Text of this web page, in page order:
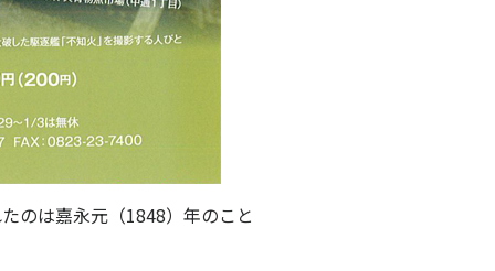
のは嘉永元（1848）年のこと